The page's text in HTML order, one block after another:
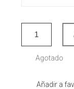
Agotado
Añadir a